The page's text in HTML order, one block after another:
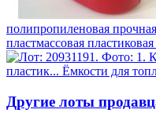
полипропиленовая
пластмассовая
Другие лоты